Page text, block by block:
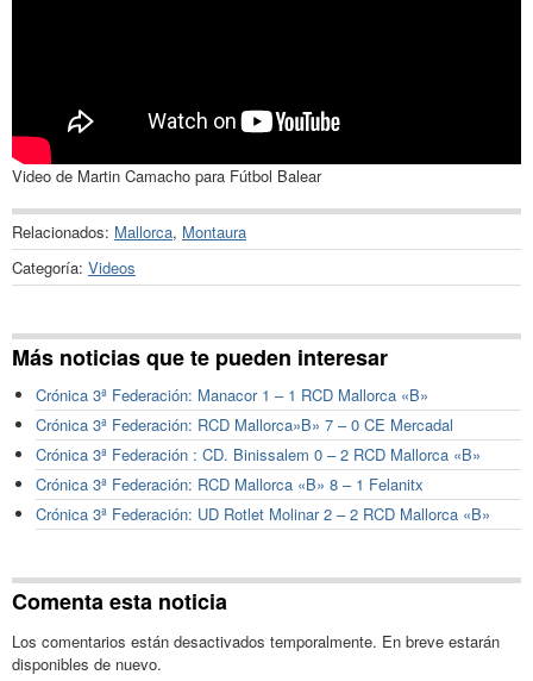
Video de Martin Camacho para Fútbol Balear
Relacionados: Mallorca, Montaura
Categoría: Videos
Más noticias que te pueden interesar
Crónica 3ª Federación: Manacor 1 – 1 RCD Mallorca «B»
Crónica 3ª Federación: RCD Mallorca»B» 7 – 0 CE Mercadal
Crónica 3ª Federación : CD. Binissalem 0 – 2 RCD Mallorca «B»
Crónica 3ª Federación: RCD Mallorca «B» 8 – 1 Felanitx
Crónica 3ª Federación: UD Rotlet Molinar 2 – 2 RCD Mallorca «B»
Comenta esta noticia
Los comentarios están desactivados temporalmente. En breve estarán
disponibles de nuevo.